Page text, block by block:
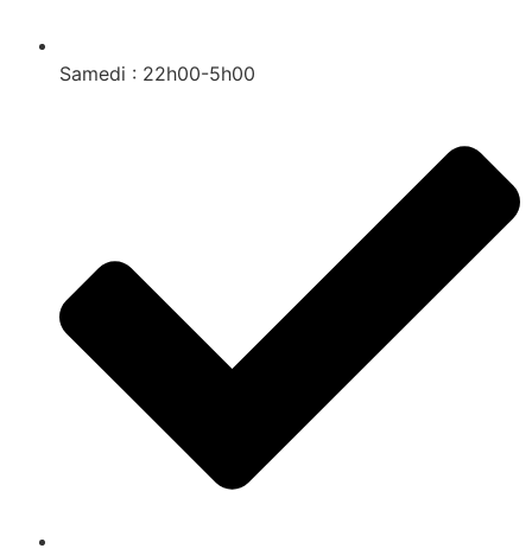
Samedi : 22h00-5h00